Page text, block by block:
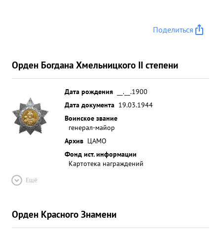
Поделиться
Орден Богдана Хмельницкого II степени
Дата рождения
__.__.1900
Дата документа 19.03.1944
Воинское звание
генерал-майор
Архив ЦАМО
Фонд ист. информации
Картотека награждений
Ещё
Орден Красного Знамени